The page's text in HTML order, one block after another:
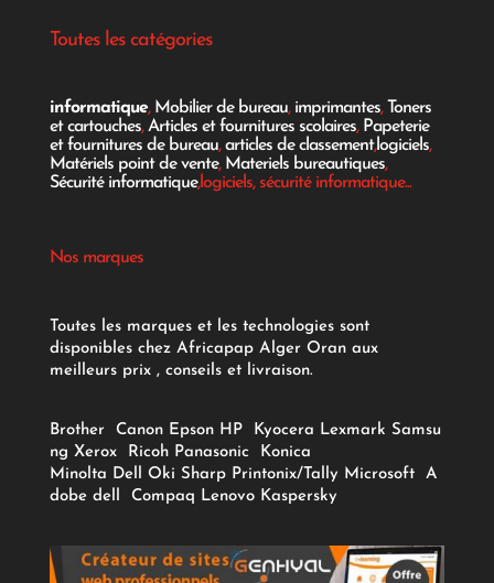
Toutes les catégories
informatique, Mobilier de bureau, imprimantes, Toners
et cartouches,Articles et fournitures scolaires, Papeterie
et fournitures de bureau,articles de classement,logiciels,
Matériels point de vente, Materiels bureautiques,
Sécurité informatique,logiciels, sécurité informatique...
Nos marques
Toutes les marques et les technologies sont
disponibles chez Africapap Alger Oran aux
meilleurs prix , conseils et livraison.
Brother Canon Epson HP Kyocera Lexmark Samsu
ng Xerox Ricoh Panasonic
Konica
Minolta Dell Oki Sharp Printonix/Tally Microsoft
A
dobe dell Compaq Lenovo Kaspersky